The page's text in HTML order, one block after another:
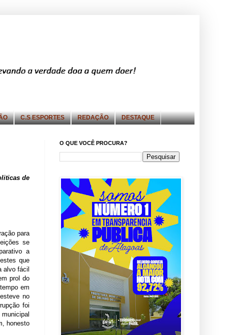
C.S ESPORTES REDAÇÃO DESTAQUE
de
para
se
a
que
alvo fácil
prol do
em
no
foi
honesto
O QUE VOCÊ PROCURA?